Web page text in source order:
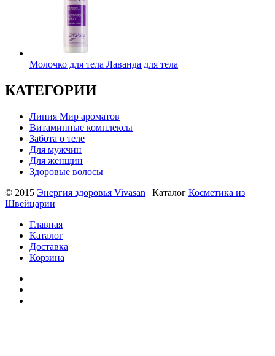
Молочко для тела Лаванда для тела
КАТЕГОРИИ
Линия Мир ароматов
Витаминные комплексы
Забота о теле
Для мужчин
Для женщин
Здоровые волосы
© 2015 Энергия здоровья Vivasan | Каталог Косметика из
Швейцарии
Главная
Каталог
Доставка
Корзина